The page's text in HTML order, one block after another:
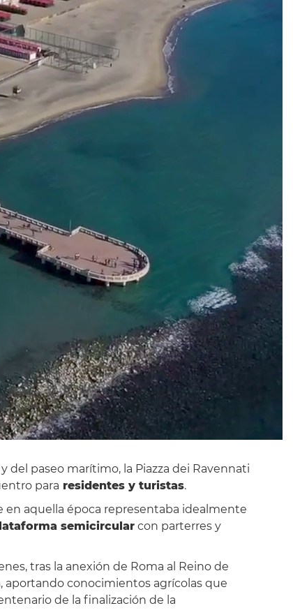
del paseo marítimo, la Piazza dei Ravennati
para residentes y turistas.
en aquella época representaba idealmente
semicircularcon parterres y
tras la anexión de Roma al Reino de
, aportando conocimientos agrícolas que
de la finalización de la